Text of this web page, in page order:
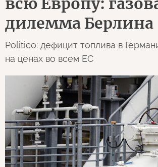
дилемма Берлина
Politico: дефицит топлива в
на ценах во всем ЕС